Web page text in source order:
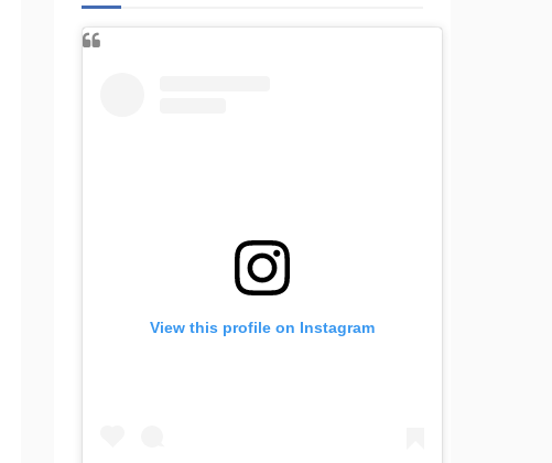
View this profile on Instagram